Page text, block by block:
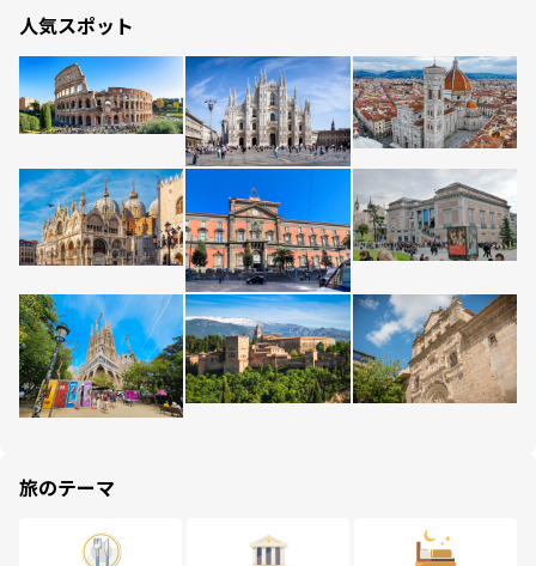
人気スポット
旅のテーマ